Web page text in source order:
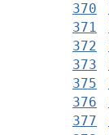
370
371
372
373
375
376
377